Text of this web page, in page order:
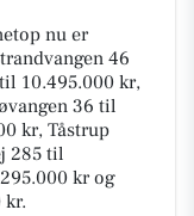
nu er
46
10.495.000 kr,
36 til
kr, Tåstrup
285 til
kr og
kr.